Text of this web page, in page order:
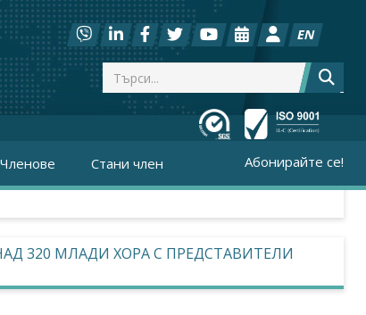
EN
Членове Стани член Абонирайте се!
320 МЛАДИ ХОРА С ПРЕДСТАВИТЕЛИ